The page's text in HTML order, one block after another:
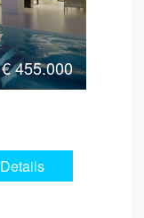
€455.000
Details